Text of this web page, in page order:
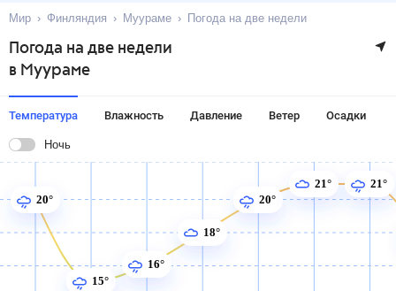
Мир Финляндия Муураме Погода на две недели
Погода на две недели
в Муураме
Температура Влажность Давление Ветер Осадки
Ночь
20°
15°
16°
18°
20°
21° 21°